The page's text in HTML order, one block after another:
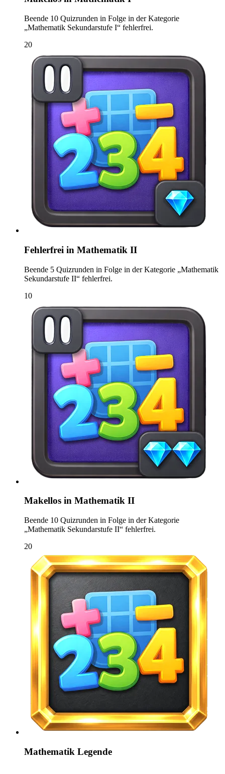
Beende 10 Quizrunden in Folge in der Kategorie
„Mathematik Sekundarstufe I“ fehlerfrei.
20
Fehlerfrei in Mathematik II
Beende 5 Quizrunden in Folge in der Kategorie „Mathematik
Sekundarstufe II“ fehlerfrei.
10
Makellos in Mathematik II
Beende 10 Quizrunden in Folge in der Kategorie
„Mathematik Sekundarstufe II“ fehlerfrei.
20
Mathematik Legende